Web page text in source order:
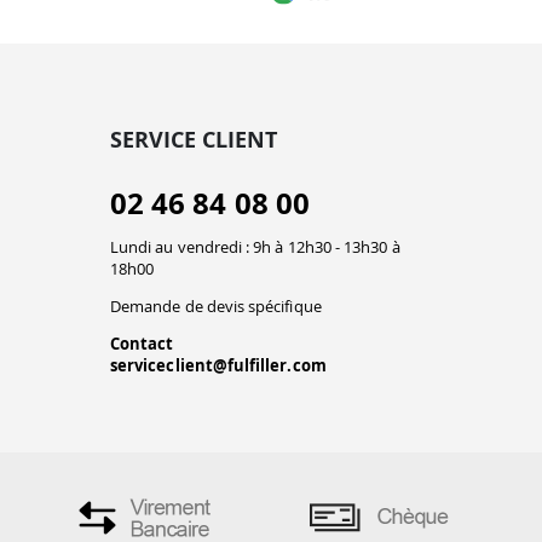
SERVICE CLIENT
02 46 84 08 00
Lundi au vendredi : 9h à 12h30 - 13h30 à
18h00
Demande de devis spécifique
Contact
serviceclient@fulfiller.com